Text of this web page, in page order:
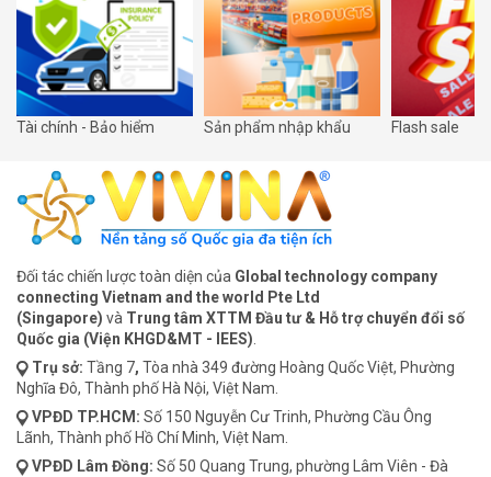
Tài chính - Bảo hiểm Sản phẩm nhập khẩu Flash sale
Đối tác chiến lược toàn diện của Global technology company
connecting Vietnam and the world Pte Ltd
(Singapore) và Trung tâm XTTM Đầu tư & Hỗ trợ chuyển đổi số
Quốc gia (Viện KHGD&MT - IEES)
Trụ sở: Tầng 7, Tòa nhà 349 đường Hoàng Quốc Việt, Phường
Nghĩa Đô, Thành phố Hà Nội, Việt Nam.
VPĐD TP.HCM: Số 150 Nguyễn Cư Trinh, Phường Cầu Ông
Lãnh, Thành phố Hồ Chí Minh, Việt Nam.
VPĐD Lâm Đồng: Số 50 Quang Trung, phường Lâm Viên - Đà